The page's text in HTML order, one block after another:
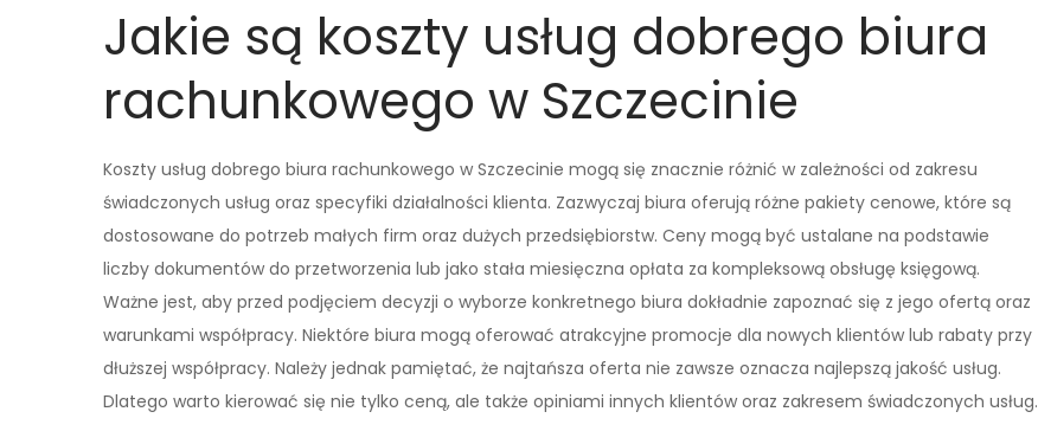
Jakie są koszty usług dobrego biura
rachunkowego w Szczecinie
Koszty usług dobrego biura rachunkowego w Szczecinie mogą się znacznie różnić w zależności od zakresu
świadczonych usług oraz specyfiki działalności klienta. Zazwyczaj biura oferują różne pakiety cenowe, które są
dostosowane do potrzeb małych firm oraz dużych przedsiębiorstw. Ceny mogą być ustalane na podstawie
liczby dokumentów do przetworzenia lub jako stała miesięczna opłata za kompleksową obsługę księgową.
Ważne jest, aby przed podjęciem decyzji o wyborze konkretnego biura dokładnie zapoznać się z jego ofertą oraz
warunkami współpracy. Niektóre biura mogą oferować atrakcyjne promocje dla nowych klientów lub rabaty przy
dłuższej współpracy. Należy jednak pamiętać, że najtańsza oferta nie zawsze oznacza najlepszą jakość usług.
Dlatego warto kierować się nie tylko ceną, ale także opiniami innych klientów oraz zakresem świadczonych usług.